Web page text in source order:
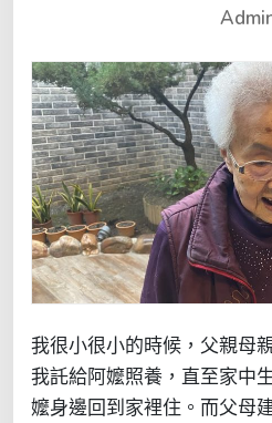
我很小很小的時候，父親母
我託給阿嬤照養，直至家中
嬤身邊回到家裡住。而父母